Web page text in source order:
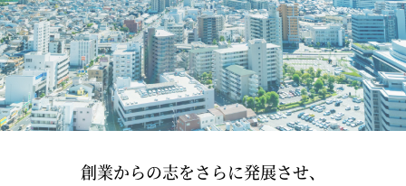
創業からの志をさらに発展させ、